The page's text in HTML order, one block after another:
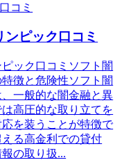
コミ
ンピック口コミ
ック口コミソフト闇
徴と危険性ソフト闇
一般的な闇金融と異
高圧的な取り立てを
を装うことが特徴で
る高金利での貸付
の取り扱...